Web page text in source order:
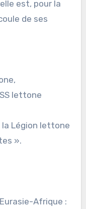
est, pour la
de ses
lettone
Légion lettone
».
Afrique :